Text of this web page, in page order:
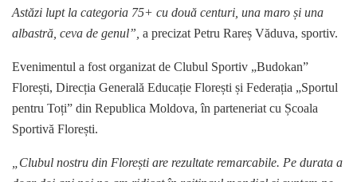
Astăzi lupt la categoria 75+ cu două centuri, una maro și una
albastră, ceva de genul”, a precizat Petru Rareș Văduva, sportiv.
Evenimentul a fost organizat de Clubul Sportiv „Budokan”
Florești, Direcția Generală Educație Florești și Federația „Sportul
pentru Toți” din Republica Moldova, în parteneriat cu Școala
Sportivă Florești.
„Clubul nostru din Florești are rezultate remarcabile. Pe durata a